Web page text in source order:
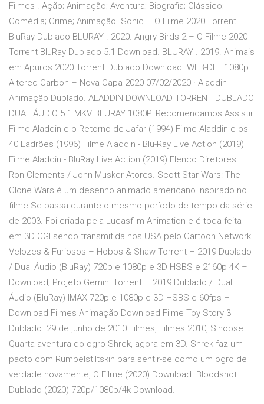
Filmes . Ação; Animação; Aventura; Biografia; Clássico;
Comédia; Crime; Animação. Sonic – O Filme 2020 Torrent
BluRay Dublado BLURAY . 2020. Angry Birds 2 – O Filme 2020
Torrent BluRay Dublado 5.1 Download. BLURAY . 2019. Animais
em Apuros 2020 Torrent Dublado Download. WEB-DL . 1080p.
Altered Carbon – Nova Capa 2020 07/02/2020 · Aladdin -
Animação Dublado. ALADDIN DOWNLOAD TORRENT DUBLADO
DUAL ÁUDIO 5.1 MKV BLURAY 1080P. Recomendamos Assistir.
Filme Aladdin e o Retorno de Jafar (1994) Filme Aladdin e os
40 Ladrões (1996) Filme Aladdin - Blu-Ray Live Action (2019)
Filme Aladdin - BluRay Live Action (2019) Elenco Diretores:
Ron Clements / John Musker Atores. Scott Star Wars: The
Clone Wars é um desenho animado americano inspirado no
filme.Se passa durante o mesmo período de tempo da série
de 2003. Foi criada pela Lucasfilm Animation e é toda feita
em 3D CGI sendo transmitida nos USA pelo Cartoon Network.
Velozes & Furiosos – Hobbs & Shaw Torrent – 2019 Dublado
/ Dual Áudio (BluRay) 720p e 1080p e 3D HSBS e 2160p 4K –
Download; Projeto Gemini Torrent – 2019 Dublado / Dual
Áudio (BluRay) IMAX 720p e 1080p e 3D HSBS e 60fps –
Download Filmes Animação Download Filme Toy Story 3
Dublado. 29 de junho de 2010 Filmes, Filmes 2010, Sinopse:
Quarta aventura do ogro Shrek, agora em 3D. Shrek faz um
pacto com Rumpelstiltskin para sentir-se como um ogro de
verdade novamente, O Filme (2020) Download. Bloodshot
Dublado (2020) 720p/1080p/4k Download.